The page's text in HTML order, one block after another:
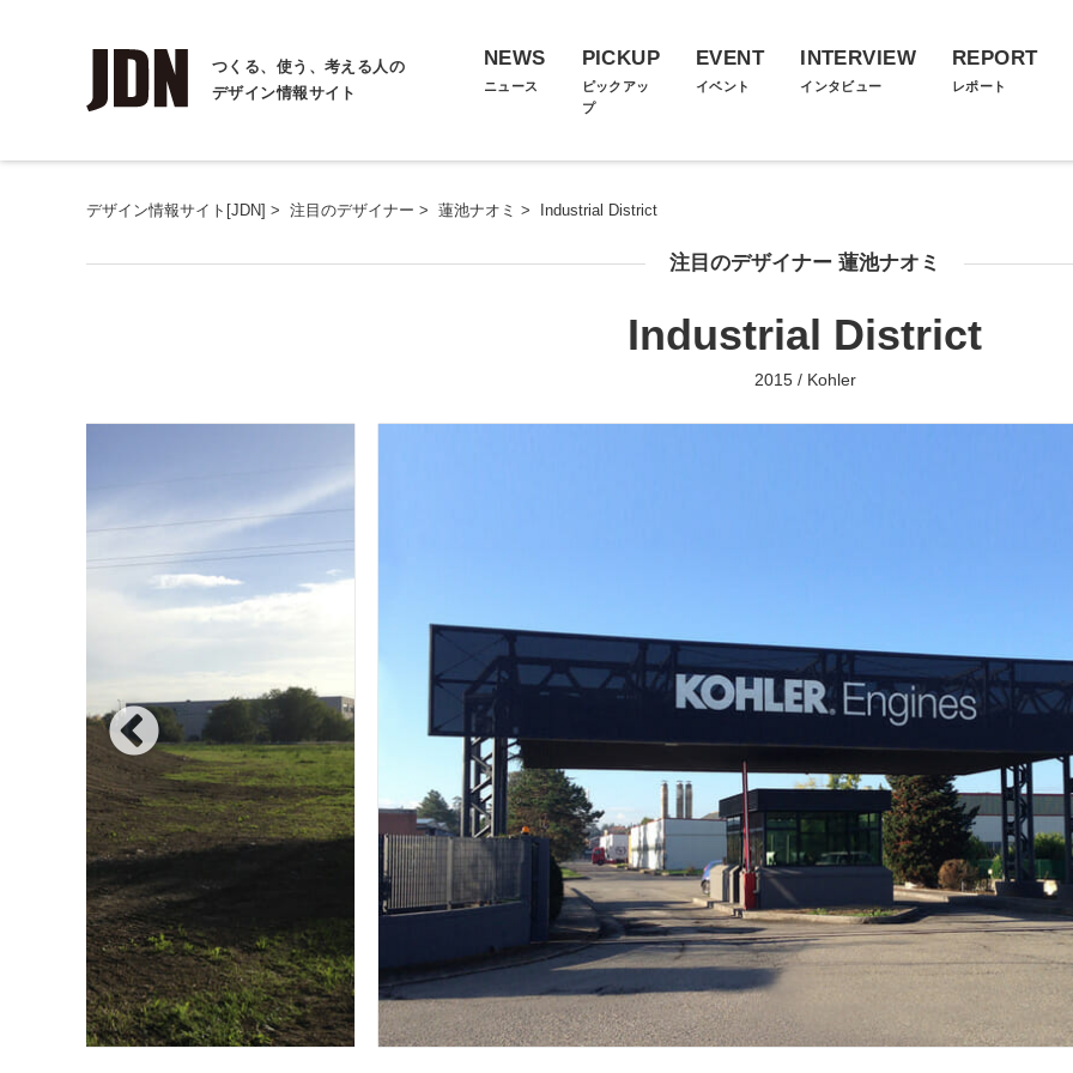
つくる、使う、考える人の
デザイン情報サイト
NEWS
ニュース
PICKUP
ピックアッ
プ
EVENT
イベント
INTERVIEW
インタビュー
REPORT
レポート
デザイン情報サイト[JDN] > 注目のデザイナー > 蓮池ナオミ > Industrial District
注目のデザイナー 蓮池ナオミ
Industrial District
2015 / Kohler